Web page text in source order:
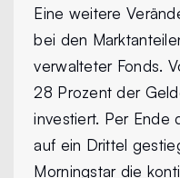
Eine weitere
bei den
verwalteter Fonds.
28 Prozent der
investiert. Per Ende
auf ein Drittel
Morningstar die